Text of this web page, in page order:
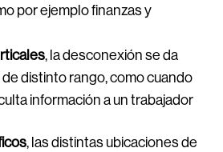
por ejemplo finanzas y
, la desconexión se da
distinto rango, como cuando
información a un trabajador
, las distintas ubicaciones de